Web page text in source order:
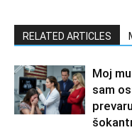
RELATED ARTICLES
Moj
sam